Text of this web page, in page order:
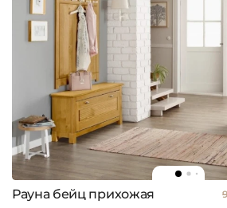
Рауна бейц прихожая